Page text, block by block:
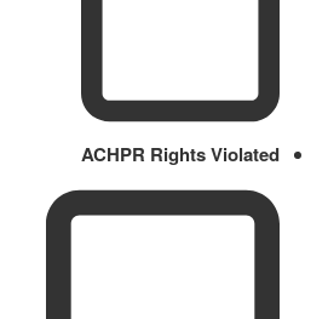
ACHPR Rights Violated